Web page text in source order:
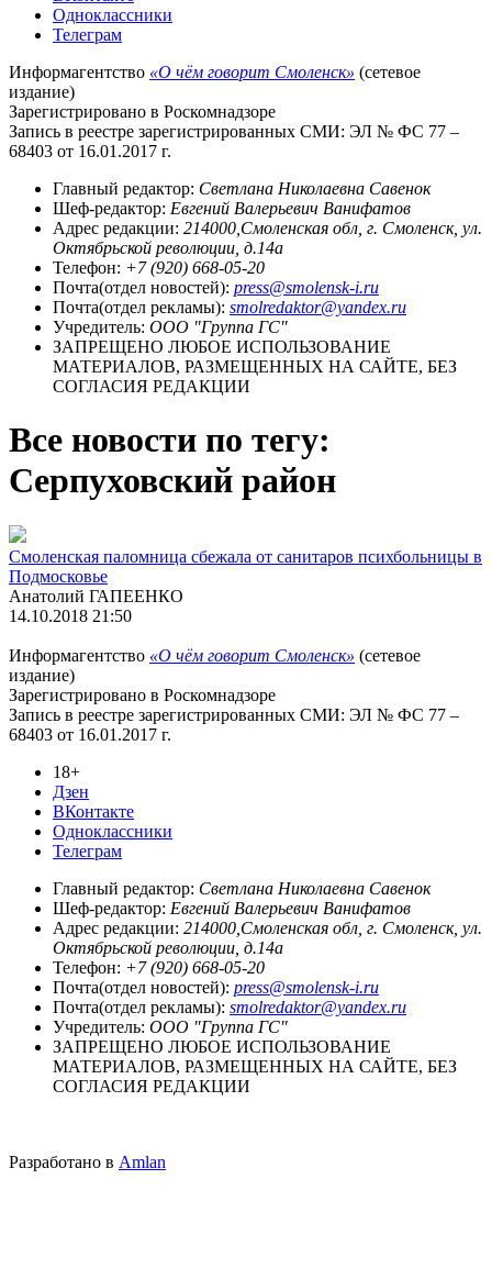
Одноклассники
Телеграм
Информагентство «О чём говорит Смоленск» (сетевое
издание)
Зарегистрировано в Роскомнадзоре
Запись в реестре зарегистрированных СМИ: ЭЛ № ФС 77 –
68403 от 16.01.2017 г.
Главный редактор: Светлана Николаевна Савенок
Шеф-редактор: Евгений Валерьевич Ванифатов
Адрес редакции: 214000,Смоленская обл, г. Смоленск, ул.
Октябрьской революции, д.14а
Телефон: +7 (920) 668-05-20
Почта(отдел новостей): press@smolensk-i.ru
Почта(отдел рекламы): smolredaktor@yandex.ru
Учредитель: ООО "Группа ГС"
ЗАПРЕЩЕНО ЛЮБОЕ ИСПОЛЬЗОВАНИЕ
МАТЕРИАЛОВ, РАЗМЕЩЕННЫХ НА САЙТЕ, БЕЗ
СОГЛАСИЯ РЕДАКЦИИ
Все новости по тегу:
Серпуховский район
Смоленская паломница сбежала от санитаров психбольницы в
Подмосковье
Анатолий ГАПЕЕНКО
14.10.2018 21:50
Информагентство «О чём говорит Смоленск» (сетевое
издание)
Зарегистрировано в Роскомнадзоре
Запись в реестре зарегистрированных СМИ: ЭЛ № ФС 77 –
68403 от 16.01.2017 г.
18+
Дзен
ВКонтакте
Одноклассники
Телеграм
Главный редактор: Светлана Николаевна Савенок
Шеф-редактор: Евгений Валерьевич Ванифатов
Адрес редакции: 214000,Смоленская обл, г. Смоленск, ул.
Октябрьской революции, д.14а
Телефон: +7 (920) 668-05-20
Почта(отдел новостей): press@smolensk-i.ru
Почта(отдел рекламы): smolredaktor@yandex.ru
Учредитель: ООО "Группа ГС"
ЗАПРЕЩЕНО ЛЮБОЕ ИСПОЛЬЗОВАНИЕ
МАТЕРИАЛОВ, РАЗМЕЩЕННЫХ НА САЙТЕ, БЕЗ
СОГЛАСИЯ РЕДАКЦИИ
Разработано в Amlan